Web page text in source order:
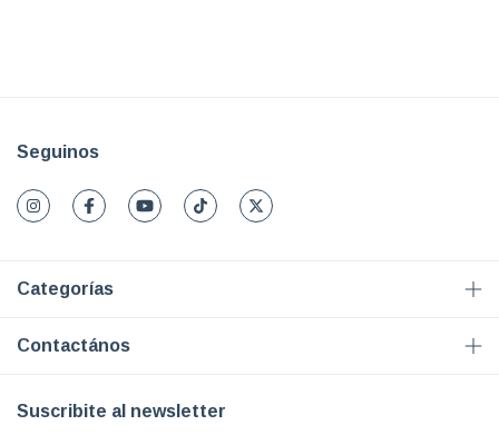
Seguinos
Categorías
Contactános
Suscribite al newsletter